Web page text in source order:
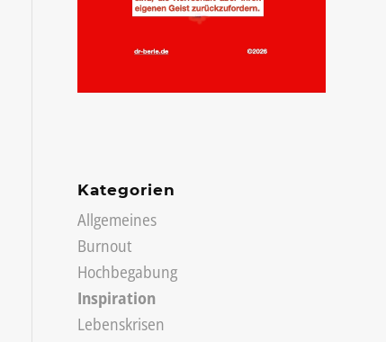
Kategorien
Allgemeines
Burnout
Hochbegabung
Inspiration
Lebenskrisen